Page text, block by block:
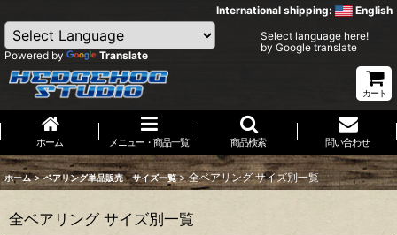
International shipping: English
Powered by Translate
Select language here!
by Google translate
カート
ホーム メニュー・商品一覧 商品検索 問い合わせ
ホーム > ベアリング単品販売 サイズ一覧 > 全ベアリング サイズ別一覧
全ベアリング サイズ別一覧